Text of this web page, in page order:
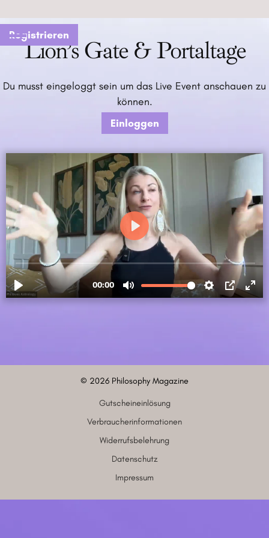
Registrieren
Lion’s Gate & Portaltage
Du musst eingeloggt sein um das Live Event anschauen zu
können.
Einloggen
© 2026 Philosophy Magazine
Gutscheineinlösung
Verbraucherinformationen
Widerrufsbelehrung
Datenschutz
Impressum